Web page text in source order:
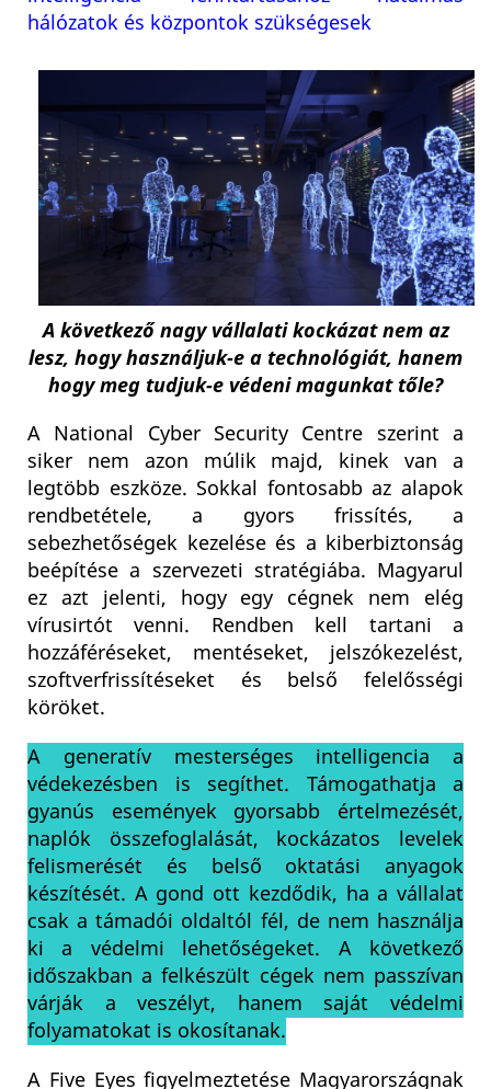
hálózatok és központok szükségesek
A következő nagy vállalati kockázat nem az
lesz, hogy használjuk-e a technológiát, hanem
hogy meg tudjuk-e védeni magunkat tőle?
A National Cyber Security Centre szerint a
siker nem azon múlik majd, kinek van a
legtöbb eszköze. Sokkal fontosabb az alapok
rendbetétele, a gyors frissítés, a
sebezhetőségek kezelése és a kiberbiztonság
beépítése a szervezeti stratégiába. Magyarul
ez azt jelenti, hogy egy cégnek nem elég
vírusirtót venni. Rendben kell tartani a
hozzáféréseket, mentéseket, jelszókezelést,
szoftverfrissítéseket és belső felelősségi
köröket.
A generatív mesterséges intelligencia a
védekezésben is segíthet. Támogathatja a
gyanús események gyorsabb értelmezését,
naplók összefoglalását, kockázatos levelek
felismerését és belső oktatási anyagok
készítését. A gond ott kezdődik, ha a vállalat
csak a támadói oldaltól fél, de nem használja
ki a védelmi lehetőségeket. A következő
időszakban a felkészült cégek nem passzívan
várják a veszélyt, hanem saját védelmi
folyamatokat is okosítanak.
A Five Eyes figyelmeztetése Magyarországnak